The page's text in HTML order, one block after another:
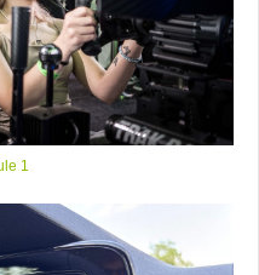
1